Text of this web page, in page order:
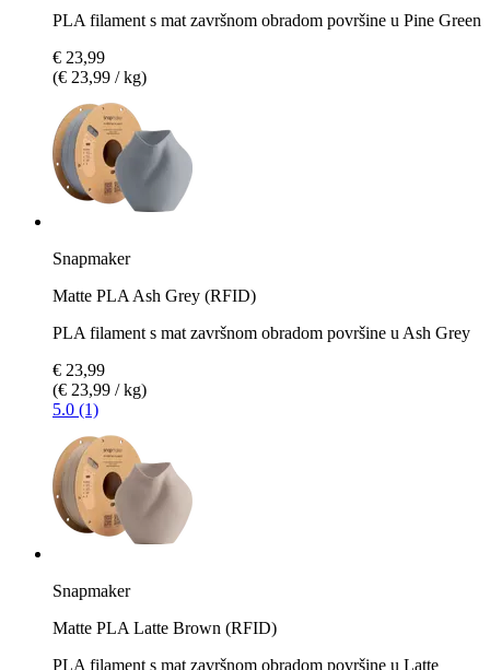
PLA filament s mat završnom obradom površine u Pine Green
€ 23,99
(€ 23,99 / kg)
Snapmaker
Matte PLA Ash Grey (RFID)
PLA filament s mat završnom obradom površine u Ash Grey
€ 23,99
(€ 23,99 / kg)
5.0 (1)
Snapmaker
Matte PLA Latte Brown (RFID)
PLA filament s mat završnom obradom površine u Latte